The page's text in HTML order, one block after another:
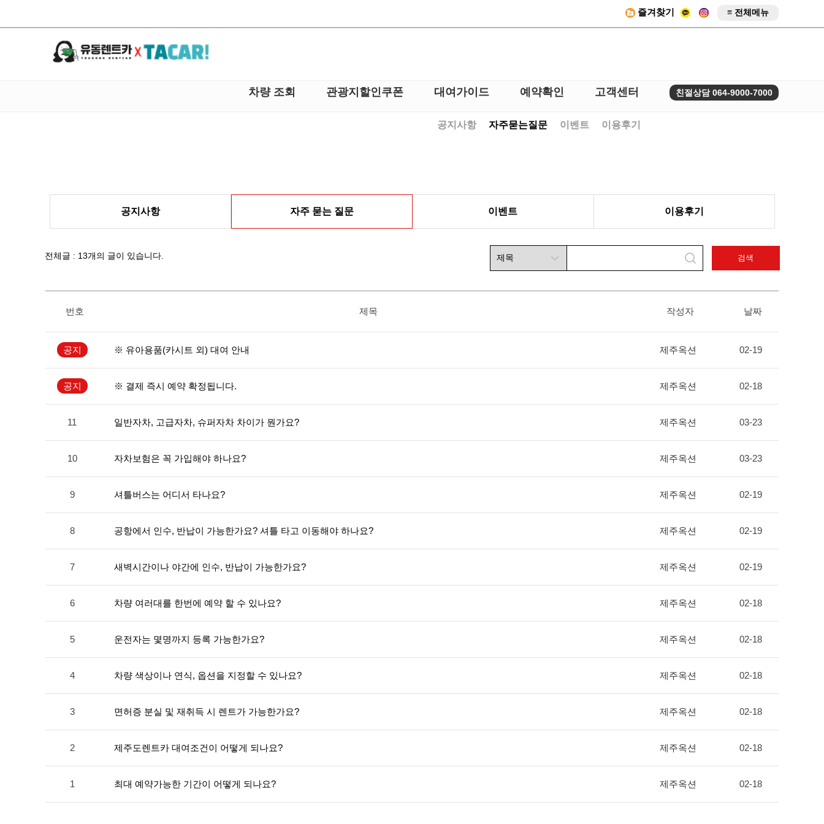
즐겨찾기 ≡ 전체메뉴
차량 조회 관광지할인쿠폰 대여가이드 예약확인 고객센터 친절상담 064-9000-7000
공지사항 자주묻는질문 이벤트 이용후기
공지사항 자주 묻는 질문 이벤트 이용후기
전체글 : 13개의 글이 있습니다. 검색
번호 제목 작성자 날짜
공지 ※ 유아용품(카시트 외) 대여 안내 제주옥션 02-19
공지 ※ 결제 즉시 예약 확정됩니다. 제주옥션 02-18
11 일반자차, 고급자차, 슈퍼자차 차이가 뭔가요? 제주옥션 03-23
10 자차보험은 꼭 가입해야 하나요? 제주옥션 03-23
9 셔틀버스는 어디서 타나요? 제주옥션 02-19
8 공항에서 인수, 반납이 가능한가요? 셔틀 타고 이동해야 하나요? 제주옥션 02-19
7 새벽시간이나 야간에 인수, 반납이 가능한가요? 제주옥션 02-19
6 차량 여러대를 한번에 예약 할 수 있나요? 제주옥션 02-18
5 운전자는 몇명까지 등록 가능한가요? 제주옥션 02-18
4 차량 색상이나 연식, 옵션을 지정할 수 있나요? 제주옥션 02-18
3 면허증 분실 및 재취득 시 렌트가 가능한가요? 제주옥션 02-18
2 제주도렌트카 대여조건이 어떻게 되나요? 제주옥션 02-18
1 최대 예약가능한 기간이 어떻게 되나요? 제주옥션 02-18